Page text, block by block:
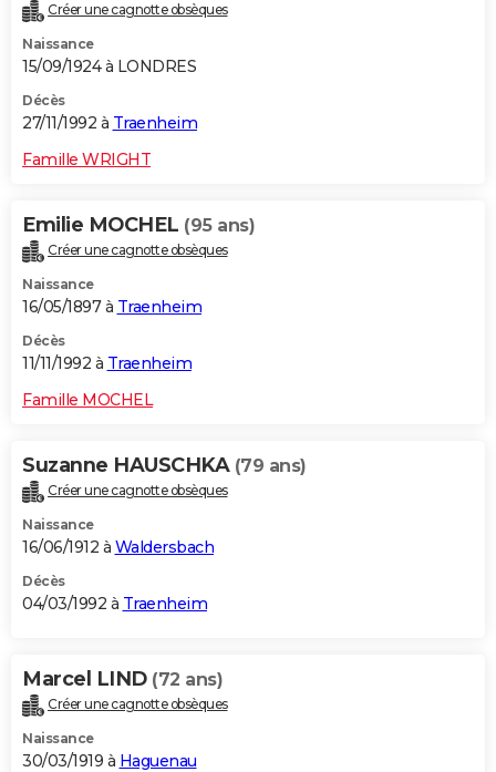
Créer une cagnotte obsèques
Naissance
15/09/1924 à LONDRES
Décès
27/11/1992 à Traenheim
Famille WRIGHT
Emilie MOCHEL (95 ans)
Créer une cagnotte obsèques
Naissance
16/05/1897 à Traenheim
Décès
11/11/1992 à Traenheim
Famille MOCHEL
Suzanne HAUSCHKA (79 ans)
Créer une cagnotte obsèques
Naissance
16/06/1912 à Waldersbach
Décès
04/03/1992 à Traenheim
Marcel LIND (72 ans)
Créer une cagnotte obsèques
Naissance
30/03/1919 à Haguenau